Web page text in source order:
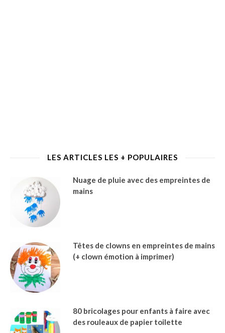
LES ARTICLES LES + POPULAIRES
Nuage de pluie avec des empreintes de
mains
Têtes de clowns en empreintes de mains
(+ clown émotion à imprimer)
80 bricolages pour enfants à faire avec
des rouleaux de papier toilette